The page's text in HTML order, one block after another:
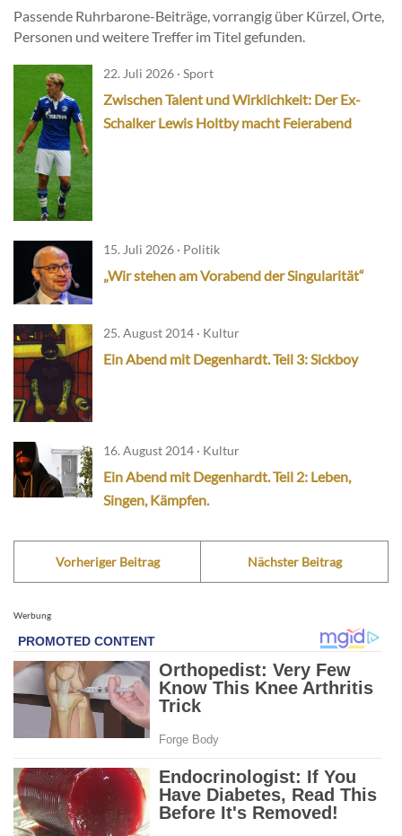
Passende Ruhrbarone-Beiträge, vorrangig über Kürzel, Orte,
Personen und weitere Treffer im Titel gefunden.
22. Juli 2026 · Sport
Zwischen Talent und Wirklichkeit: Der Ex-
Schalker Lewis Holtby macht Feierabend
15. Juli 2026 · Politik
„Wir stehen am Vorabend der Singularität“
25. August 2014 · Kultur
Ein Abend mit Degenhardt. Teil 3: Sickboy
16. August 2014 · Kultur
Ein Abend mit Degenhardt. Teil 2: Leben,
Singen, Kämpfen.
Vorheriger Beitrag Nächster Beitrag
Werbung